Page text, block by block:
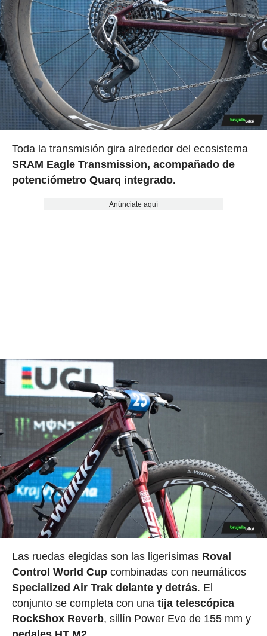
Toda la transmisión gira alrededor del ecosistema
SRAM Eagle Transmission, acompañado de
potenciómetro Quarq integrado.
Anúnciate aquí
Las ruedas elegidas son las ligerísimas Roval
Control World Cupcombinadas con neumáticos
Specialized Air Trak delante y detrás. El
conjunto se completa con una tija telescópica
RockShox Reverb, sillín Power Evo de 155 mm y